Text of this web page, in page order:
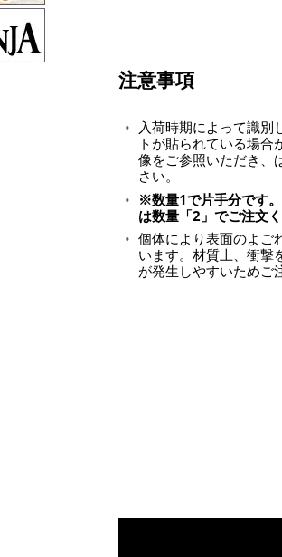
注意事項
入荷時期によって識別
トが貼られている場合
像をご参照いただき、
さい。
※数量1で片手分です
は数量「2」でご注文く
個体により表面のよご
います。材質上、衝撃
が発生しやすいためご